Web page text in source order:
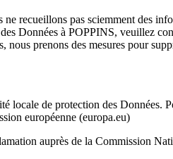
recueillons pas sciemment des
Données à POPPINS, veuillez
nous prenons des mesures pour
locale de protection des Données.
européenne (europa.eu)
auprès de la Commission